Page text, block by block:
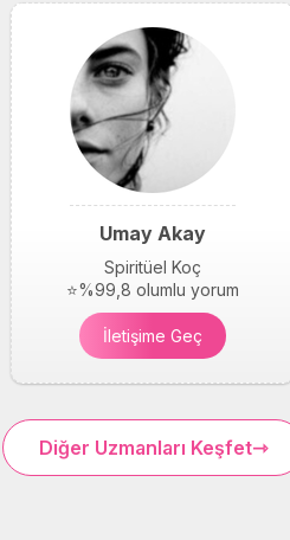
Umay Akay
Spiritüel Koç
⭐%99,8 olumlu yorum
İletişime Geç
Diğer Uzmanları Keşfet